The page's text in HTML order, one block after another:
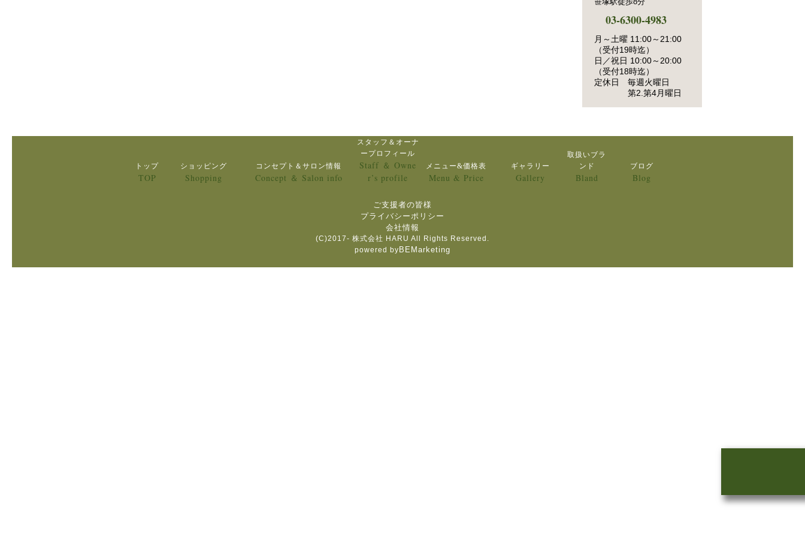
03-6300-4983
月～土曜 11:00～21:00
（受付19時迄）
日／祝日 10:00～20:00
（受付18時迄）
定休日 毎週火曜日
第2.第4月曜日
トップ
TOP
ショッピング
Shopping
コンセプト＆サロン情報
Concept ＆ Salon info
スタッフ＆オーナ
ープロフィール
Staff ＆ Owne
r’s profile
メニュー&価格表
Menu & Price
ギャラリー
Gallery
取扱いブラ
ンド
Bland
ブログ
Blog
ご支援者の皆様
プライバシーポリシー
会社情報
(C)2017- 株式会社 HARU All Rights Reserved.
powered by BEMarketing